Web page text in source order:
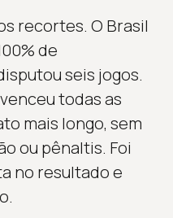
recortes. O Brasil
de
seis jogos.
todas as
mais longo, sem
ou pênaltis. Foi
no resultado e